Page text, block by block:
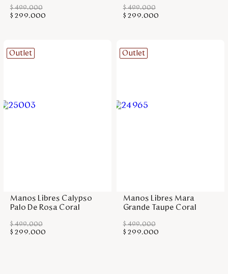
$ 499.000
$ 299.000
$ 499.000
$ 299.000
Outlet
Manos Libres Calypso
Palo De Rosa Coral
$ 499.000
$ 299.000
Outlet
Manos Libres Mara
Grande Taupe Coral
$ 499.000
$ 299.000